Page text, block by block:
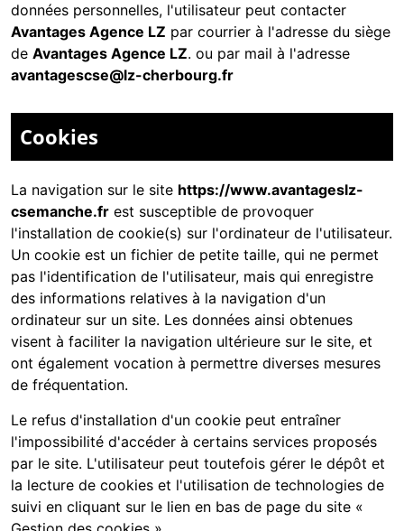
données personnelles, l'utilisateur peut contacter
Avantages Agence LZ par courrier à l'adresse du siège
de Avantages Agence LZ. ou par mail à l'adresse
avantagescse@lz-cherbourg.fr
Cookies
La navigation sur le site https://www.avantageslz-
csemanche.fr est susceptible de provoquer
l'installation de cookie(s) sur l'ordinateur de l'utilisateur.
Un cookie est un fichier de petite taille, qui ne permet
pas l'identification de l'utilisateur, mais qui enregistre
des informations relatives à la navigation d'un
ordinateur sur un site. Les données ainsi obtenues
visent à faciliter la navigation ultérieure sur le site, et
ont également vocation à permettre diverses mesures
de fréquentation.
Le refus d'installation d'un cookie peut entraîner
l'impossibilité d'accéder à certains services proposés
par le site. L'utilisateur peut toutefois gérer le dépôt et
la lecture de cookies et l'utilisation de technologies de
suivi en cliquant sur le lien en bas de page du site «